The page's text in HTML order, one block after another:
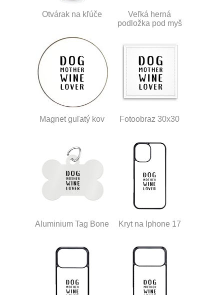
Otvárak na kľúče
Veľká herná
podložka pod myš
Magnet guľatý kov Fotoobraz 30x30
Aluminium Tag Bone Kryt na Iphone 17